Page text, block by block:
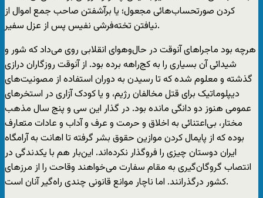
کردن صورتحساب‌هائی مجعول؛ یا برآشفتن صاحب جمع اموال از
نیافتن تخته‌فرشی نفیس پس از عزل سفیر.
هرچه بود ماجراهای آنوقت در حال‌وهوای انقلابی روی می‌داد که شور و
شیدائی آن بسیاری را به کج‌راهه برده بود. از آنوقت روزگاران درازی
گذشته و معلوم شده که تا رسیدن به دوران استفاده از مصونیت‌های
دیپلوماتیک برای قتل مخالفان رژیم، و یا کودک آزاری در استخرهای
عمومی هنوز دو دانگی مانده بود. در گذار این سی و پنج سال مذهب
مختار، بی‌اعتنائی به اخلاق و حرمت و عرف و آداب و عادات متعارف
بوده که از پایمال کردن موازین حقوق بشر گرفته تا اهانت به آرامگاه
ایران دوستان چیزی را فروگذار نکرده‌اند. این‌بار هم با یکدندگی در
انتصاب گروگان‌گیری به مقام سفارت می‌خواهند وقاحت را از مرزهای
کشور درگذرانند. اما ناچار موانع قانونی چندی راه‌گیر آنان است.